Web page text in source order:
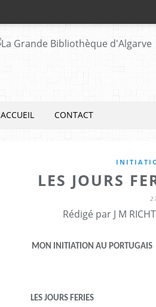
ACCUEIL CONTACT
LES JOURS
Rédigé par J M
MON INITIATION AU PORTUGAIS
LES JOURS FERIES